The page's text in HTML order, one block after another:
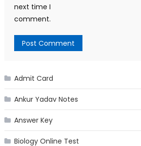
next time I
comment.
Admit Card
Ankur Yadav Notes
Answer Key
Biology Online Test